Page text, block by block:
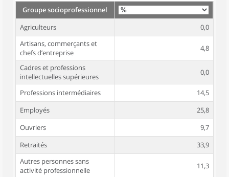
Groupe socioprofessionnel
Agriculteurs
0,0
Artisans, commerçants et
chefs d’entreprise
4,8
Cadres et professions
intellectuelles supérieures
0,0
Professions intermédiaires
14,5
Employés
25,8
Ouvriers
9,7
Retraités
33,9
Autres personnes sans
activité professionnelle
11,3